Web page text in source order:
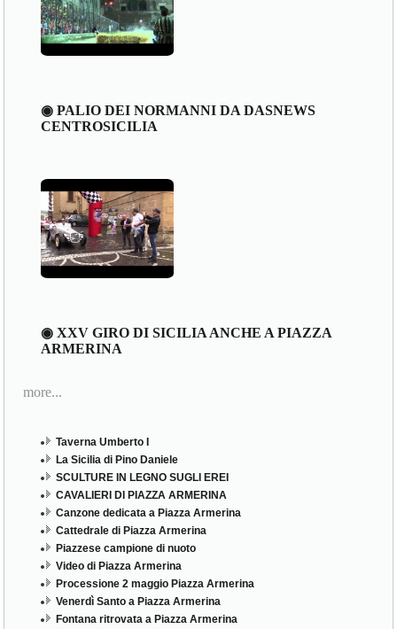
◉ PALIO DEI NORMANNI DA DASNEWS
CENTROSICILIA
◉ XXV GIRO DI SICILIA ANCHE A PIAZZA
ARMERINA
more...
Taverna Umberto I
La Sicilia di Pino Daniele
SCULTURE IN LEGNO SUGLI EREI
CAVALIERI DI PIAZZA ARMERINA
Canzone dedicata a Piazza Armerina
Cattedrale di Piazza Armerina
Piazzese campione di nuoto
Video di Piazza Armerina
Processione 2 maggio Piazza Armerina
Venerdì Santo a Piazza Armerina
Fontana ritrovata a Piazza Armerina